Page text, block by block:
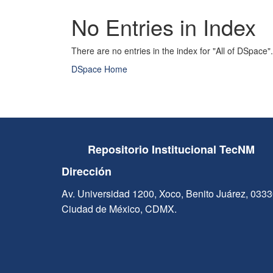
No Entries in Index
There are no entries in the index for "All of DSpace".
DSpace Home
Repositorio Institucional TecNM
Dirección
Av. Universidad 1200, Xoco, Benito Juárez,
Ciudad de México, CDMX.